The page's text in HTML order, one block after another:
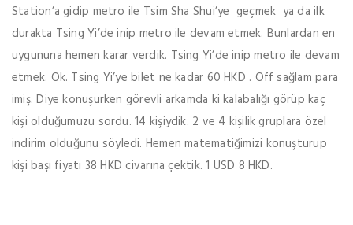
Station’a gidip metro ile Tsim Sha Shui’ye geçmek ya da ilk
durakta Tsing Yi’de inip metro ile devam etmek. Bunlardan en
uygununa hemen karar verdik. Tsing Yi’de inip metro ile devam
etmek. Ok. Tsing Yi’ye bilet ne kadar 60 HKD . Off sağlam para
imiş. Diye konuşurken görevli arkamda ki kalabalığı görüp kaç
kişi olduğumuzu sordu. 14 kişiydik. 2 ve 4 kişilik gruplara özel
indirim olduğunu söyledi. Hemen matematiğimizi konuşturup
kişi başı fiyatı 38 HKD civarına çektik. 1 USD 8 HKD.